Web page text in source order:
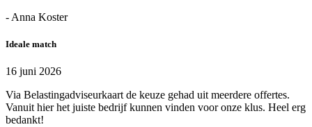
- Anna Koster
Ideale match
16 juni 2026
Via Belastingadviseurkaart de keuze gehad uit meerdere offertes.
Vanuit hier het juiste bedrijf kunnen vinden voor onze klus. Heel erg
bedankt!